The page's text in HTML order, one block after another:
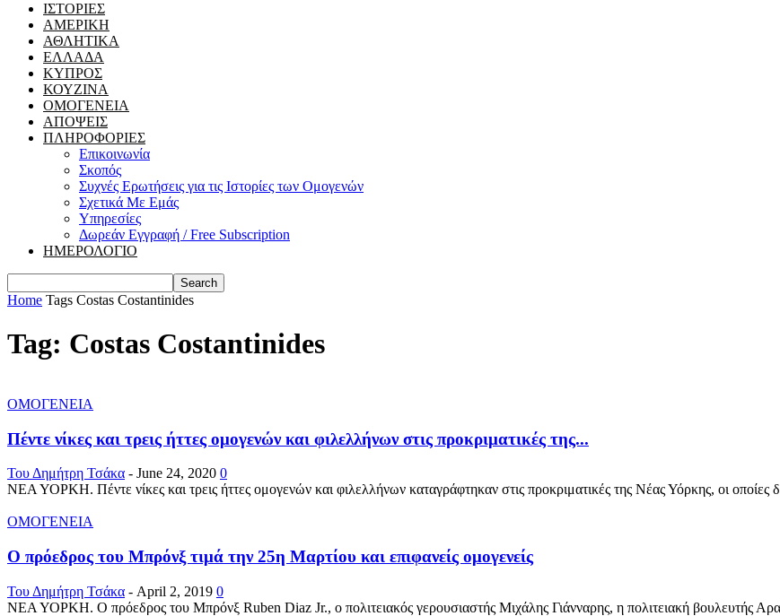
ΙΣΤΟΡΙΕΣ
ΑΜΕΡΙΚΗ
ΑΘΛΗΤΙΚΑ
ΕΛΛΑΔΑ
ΚΥΠΡΟΣ
ΚΟΥΖΙΝΑ
ΟΜΟΓΕΝΕΙΑ
ΑΠΟΨΕΙΣ
ΠΛΗΡΟΦΟΡΙΕΣ
Επικοινωνία
Σκοπός
Συχνές Ερωτήσεις για τις Ιστορίες των Ομογενών
Σχετικά Με Εμάς
Υπηρεσίες
Δωρεάν Εγγραφή / Free Subscription
ΗΜΕΡΟΛΟΓΙΟ
Home Tags Costas Costantinides
Tag: Costas Costantinides
ΟΜΟΓΕΝΕΙΑ
Πέντε νίκες και τρεις ήττες ομογενών και φιλελλήνων στις προκριματικές της...
Του Δημήτρη Τσάκα - June 24, 2020 0
ΝΕΑ ΥΟΡΚΗ. Πέντε νίκες και τρεις ήττες ομογενών και φιλελλήνων καταγράφτηκαν στις προκριματικές της Νέας Υόρκης, οι οποίες
ΟΜΟΓΕΝΕΙΑ
Ο πρόεδρος του Μπρόνξ τιμά την 25η Μαρτίου και επιφανείς ομογενείς
Του Δημήτρη Τσάκα - April 2, 2019 0
ΝΕΑ ΥΟΡΚΗ. Ο πρόεδρος του Μπρόνξ Ruben Diaz Jr., ο πολιτειακός γερουσιαστής Μιχάλης Γιάνναρης, η πολιτειακή βουλευτής